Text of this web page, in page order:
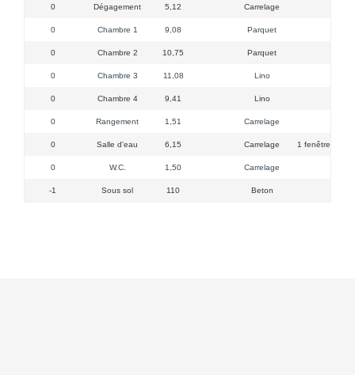
0 Dégagement 5,12 Carrelage
0 Chambre 1 9,08 Parquet
0 Chambre 2 10,75 Parquet
0 Chambre 3 11,08 Lino
0 Chambre 4 9,41 Lino
0 Rangement 1,51 Carrelage
0 Salle d'eau 6,15 Carrelage 1 fenêtre,
0 W.C. 1,50 Carrelage
-1 Sous sol 110 Beton